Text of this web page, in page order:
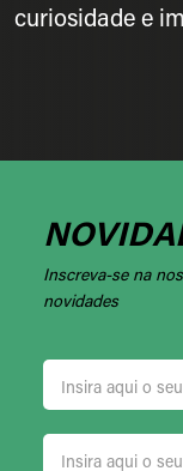
curiosidade e
Inscreva-se na
novidades